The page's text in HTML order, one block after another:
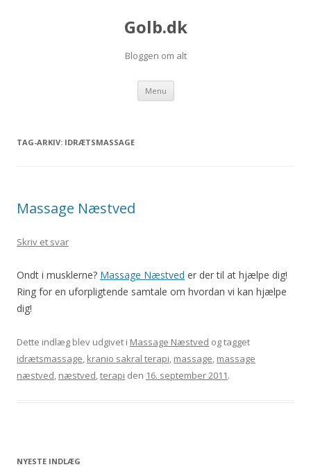
Golb.dk
Bloggen om alt
Menu Videre til indhold
TAG-ARKIV: IDRÆTSMASSAGE
Massage Næstved
Skriv et svar
Ondt i musklerne? Massage Næstved er der til at hjælpe dig!
Ring for en uforpligtende samtale om hvordan vi kan hjælpe
dig!
Dette indlæg blev udgivet i Massage Næstved og tagget
idrætsmassage, kranio sakral terapi, massage, massage
næstved, næstved,terapi den 16. september 2011.
NYESTE INDLÆG